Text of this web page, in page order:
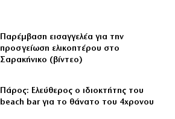
Παρέμβαση εισαγγελέα για την
προσγείωση ελικοπτέρου στο
Σαρακήνικο (βίντεο)
Πάρος: Ελεύθερος ο ιδιοκτήτης του
beach bar για το θάνατο του 4χρονου